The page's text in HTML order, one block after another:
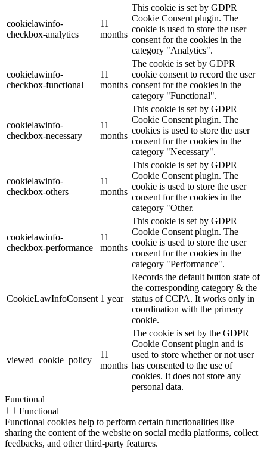
cookielawinfo-
checkbox-analytics
11
months
This cookie is set by GDPR
Cookie Consent plugin. The
cookie is used to store the user
consent for the cookies in the
category "Analytics".
cookielawinfo-
checkbox-functional
11
months
The cookie is set by GDPR
cookie consent to record the user
consent for the cookies in the
category "Functional".
cookielawinfo-
checkbox-necessary
11
months
This cookie is set by GDPR
Cookie Consent plugin. The
cookies is used to store the user
consent for the cookies in the
category "Necessary".
cookielawinfo-
checkbox-others
11
months
This cookie is set by GDPR
Cookie Consent plugin. The
cookie is used to store the user
consent for the cookies in the
category "Other.
cookielawinfo-
checkbox-performance
11
months
This cookie is set by GDPR
Cookie Consent plugin. The
cookie is used to store the user
consent for the cookies in the
category "Performance".
CookieLawInfoConsent 1 year
Records the default button state of
the corresponding category & the
status of CCPA. It works only in
coordination with the primary
cookie.
viewed_cookie_policy
11
months
The cookie is set by the GDPR
Cookie Consent plugin and is
used to store whether or not user
has consented to the use of
cookies. It does not store any
personal data.
Functional
Functional
Functional cookies help to perform certain functionalities like
sharing the content of the website on social media platforms, collect
feedbacks, and other third-party features.